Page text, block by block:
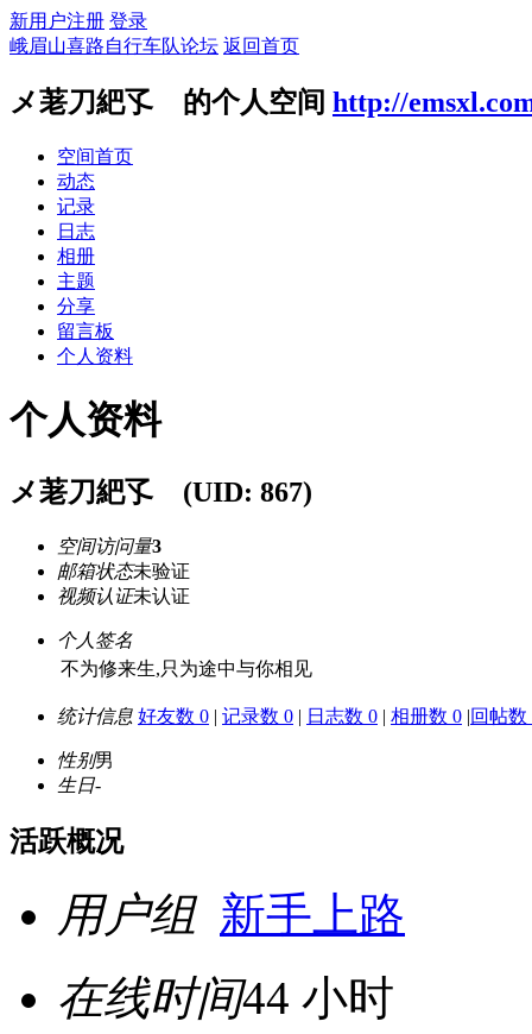
新用户注册 登录
峨眉山喜路自行车队论坛 返回首页
メ荖刀紦孓ゞ的个人空间 http://
空间首页
动态
记录
日志
相册
主题
分享
留言板
个人资料
个人资料
メ荖刀紦孓ゞ (UID: 867)
空间访问量3
邮箱状态未验证
视频认证未认证
个人签名
不为修来生,只为途中与你相见
统计信息 好友数 0 | 记录数 0 | 日志数 0 | 相册数 0 |回帖数
性别男
生日-
活跃概况
用户组 新手上路
在线时间44 小时